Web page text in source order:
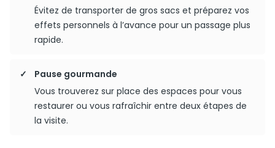
Évitez de transporter de gros sacs et préparez vos
effets personnels à l’avance pour un passage plus
rapide.
Pause gourmande
Vous trouverez sur place des espaces pour vous
restaurer ou vous rafraîchir entre deux étapes de
la visite.